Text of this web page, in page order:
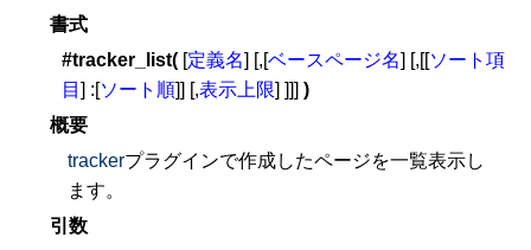
書式
#tracker_list( [定義名] [,[ベースページ名] [,[[ソート項
目 ] :[ソート順]] [,表示上限] ]]] )
概要
trackerプラグインで作成したページを一覧表示し
ます。
引数